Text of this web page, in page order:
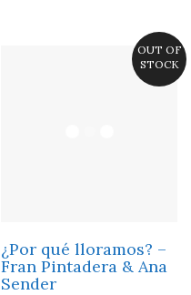
OUT OF
STOCK
¿Por qué lloramos? –
Fran Pintadera & Ana
Sender